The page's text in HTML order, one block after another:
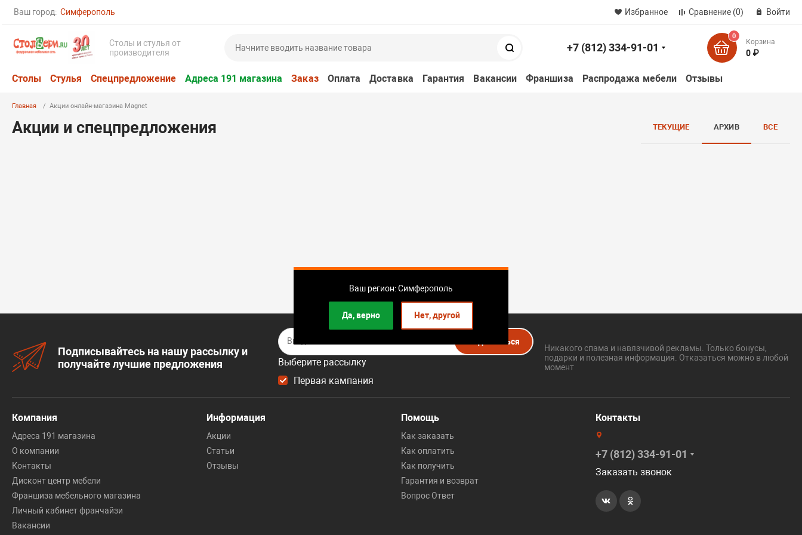
Ваш город: Симферополь
Ваш регион: Симферополь
Да, верно Нет, другой
Избранное Сравнение (0) Войти
Столы и стулья от
производителя
+7 (812) 334-91-01
0
Корзина
0 ₽
Столы Стулья Спецпредложение Адреса 191 магазина Заказ Оплата Доставка Гарантия Вакансии Франшиза Распродажа мебели Отзывы
Главная Акции онлайн-магазина Magnet
Акции и спецпредложения ТЕКУЩИЕ АРХИВ ВСЕ
Подписывайтесь на нашу рассылку и
получайте лучшие предложения
Выберите рассылку
Первая кампания
Подписаться
Никакого спама и навязчивой рекламы. Только бонусы,
подарки и полезная информация. Отказаться можно в любой
момент
Компания
Адреса 191 магазина
О компании
Контакты
Дисконт центр мебели
Франшиза мебельного магазина
Личный кабинет франчайзи
Вакансии
Информация
Акции
Статьи
Отзывы
Помощь
Как заказать
Как оплатить
Как получить
Гарантия и возврат
Вопрос Ответ
Контакты
+7 (812) 334-91-01
Заказать звонок